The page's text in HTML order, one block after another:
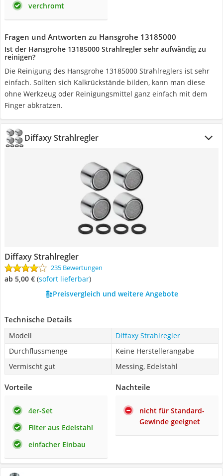
verchromt
Fragen und Antworten zu Hansgrohe 13185000
Ist der Hansgrohe 13185000 Strahlregler sehr aufwändig zu
reinigen?
Die Reinigung des Hansgrohe 13185000 Strahlreglers ist sehr
einfach. Sollten sich Kalkrückstände bilden, kann man diese
ohne Werkzeug oder Reinigungsmittel ganz einfach mit dem
Finger abkratzen.
Diffaxy Strahlregler
Diffaxy Strahlregler
235 Bewertungen
ab 5,00 € ( Sofort lieferbar)
Preisvergleich und weitere Angebote
Technische Details
Modell
Diffaxy Strahlregler
Durchflussmenge
Keine Herstellerangabe
Vermischt gut
Messing, Edelstahl
Vorteile
4er-Set
Filter aus Edelstahl
einfacher Einbau
Nachteile
nicht für Standard-
Gewinde geeignet